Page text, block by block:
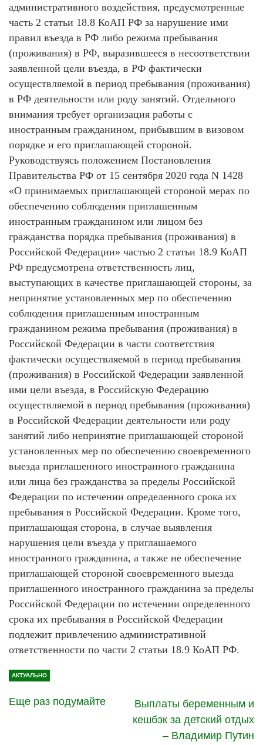
административного воздействия, предусмотренные
часть 2 статьи 18.8 КоАП РФ за нарушение ими
правил въезда в РФ либо режима пребывания
(проживания) в РФ, выразившееся в несоответствии
заявленной цели въезда, в РФ фактически
осуществляемой в период пребывания (проживания)
в РФ деятельности или роду занятий. Отдельного
внимания требует организация работы с
иностранным гражданином, прибывшим в визовом
порядке и его приглашающей стороной.
Руководствуясь положением Постановления
Правительства РФ от 15 сентября 2020 года N 1428
«О принимаемых приглашающей стороной мерах по
обеспечению соблюдения приглашенным
иностранным гражданином или лицом без
гражданства порядка пребывания (проживания) в
Российской Федерации» частью 2 статьи 18.9 КоАП
РФ предусмотрена ответственность лиц,
выступающих в качестве приглашающей стороны, за
непринятие установленных мер по обеспечению
соблюдения приглашенным иностранным
гражданином режима пребывания (проживания) в
Российской Федерации в части соответствия
фактически осуществляемой в период пребывания
(проживания) в Российской Федерации заявленной
ими цели въезда, в Российскую Федерацию
осуществляемой в период пребывания (проживания)
в Российской Федерации деятельности или роду
занятий либо непринятие приглашающей стороной
установленных мер по обеспечению своевременного
выезда приглашенного иностранного гражданина
или лица без гражданства за пределы Российской
Федерации по истечении определенного срока их
пребывания в Российской Федерации. Кроме того,
приглашающая сторона, в случае выявления
нарушения цели въезда у приглашаемого
иностранного гражданина, а также не обеспечение
приглашающей стороной своевременного выезда
приглашенного иностранного гражданина за пределы
Российской Федерации по истечении определенного
срока их пребывания в Российской Федерации
подлежит привлечению административной
ответственности по части 2 статьи 18.9 КоАП РФ.
АКТУАЛЬНО
Еще раз подумайте
Выплаты беременным и
кешбэк за детский отдых
– Владимир Путин